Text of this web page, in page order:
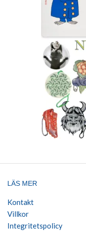
LÄS MER
Kontakt
Villkor
Integritetspolicy